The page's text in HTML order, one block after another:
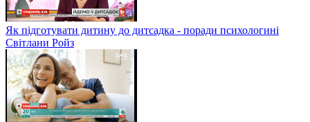
Як підготувати дитину до дитсадка - поради психологині
Світлани Ройз